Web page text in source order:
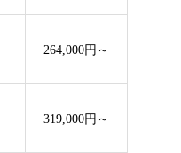
264,000円～
319,000円～